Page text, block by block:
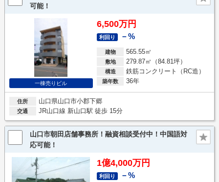
可能！
一棟売りビル
6,500万円
利回り －%
建物 565.55㎡
敷地 279.87㎡（84.81坪）
構造 鉄筋コンクリート（RC造）
築年数 36年
住所 山口県山口市小郡下郷
交通 JR山口線 新山口駅 徒歩 15分
山口市朝田店舗事務所！融資相談受付中！中国語対
応可能！
1億4,000万円
利回り －%